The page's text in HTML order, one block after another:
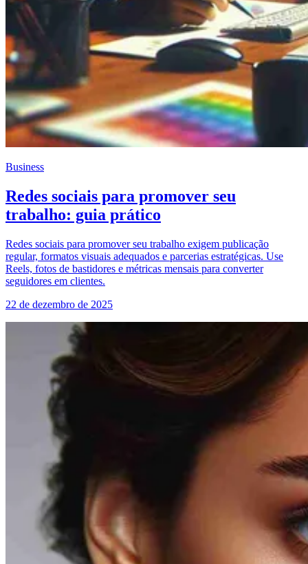
Business
Redes sociais para promover seu
trabalho: guia prático
Redes sociais para promover seu trabalho exigem publicação
regular, formatos visuais adequados e parcerias estratégicas. Use
Reels, fotos de bastidores e métricas mensais para converter
seguidores em clientes.
22 de dezembro de 2025